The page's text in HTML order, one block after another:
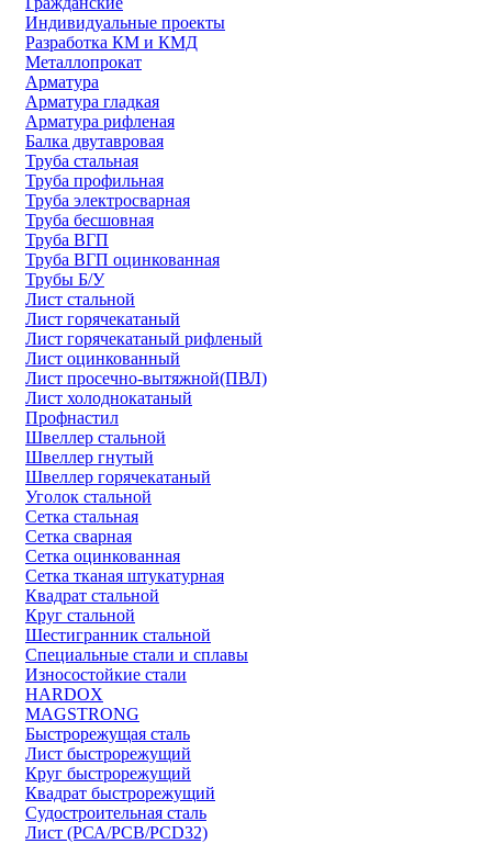
Индивидуальные проекты
Разработка КМ и КМД
Металлопрокат
Арматура
Арматура гладкая
Арматура рифленая
Балка двутавровая
Труба стальная
Труба профильная
Труба электросварная
Труба бесшовная
Труба ВГП
Труба ВГП оцинкованная
Трубы Б/У
Лист стальной
Лист горячекатаный
Лист горячекатаный рифленый
Лист оцинкованный
Лист просечно-вытяжной(ПВЛ)
Лист холоднокатаный
Профнастил
Швеллер стальной
Швеллер гнутый
Швеллер горячекатаный
Уголок стальной
Сетка стальная
Сетка сварная
Сетка оцинкованная
Сетка тканая штукатурная
Квадрат стальной
Круг стальной
Шестигранник стальной
Специальные стали и сплавы
Износостойкие стали
HARDOX
MAGSTRONG
Быстрорежущая сталь
Лист быстрорежущий
Круг быстрорежущий
Квадрат быстрорежущий
Судостроительная сталь
Лист (РСА/РСВ/РСD32)